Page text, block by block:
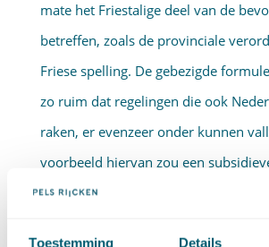
Toestemming Details
mate het Friestalige deel van de
betreffen, zoals de provinciale
Friese spelling. De gebezigde
zo ruim dat regelingen die ook
raken, er evenzeer onder kunnen
voorbeeld hiervan zou een
voor Friestalige cultuuruitingen